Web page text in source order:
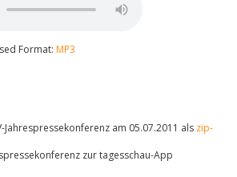
Format: MP3
am 05.07.2011 als zip-
zur tagesschau-App